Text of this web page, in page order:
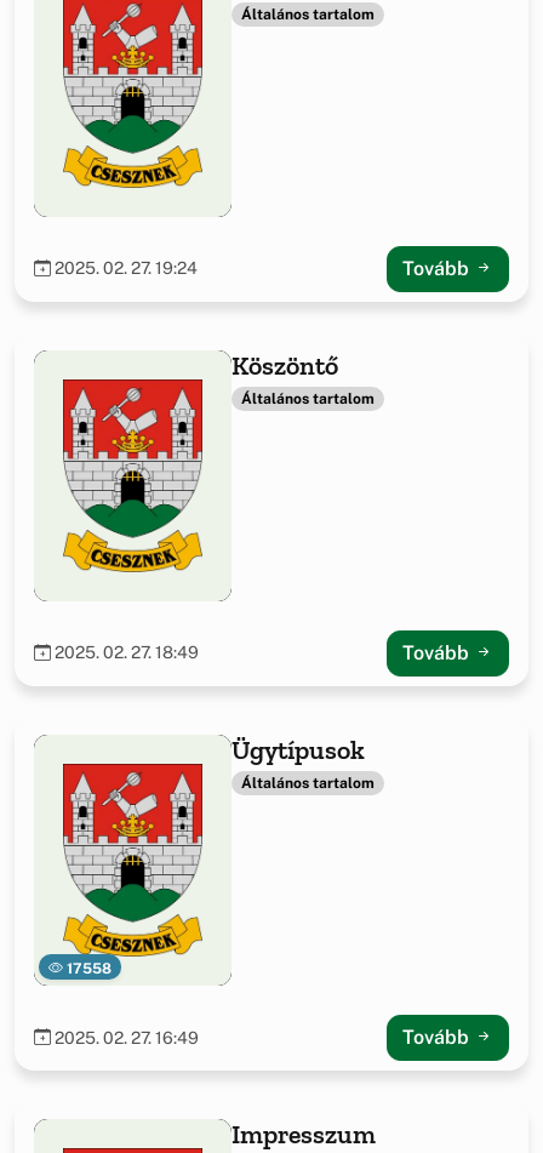
Általános tartalom
2025. 02. 27. 19:24 Tovább
Köszöntő
Általános tartalom
2025. 02. 27. 18:49 Tovább
17558
Ügytípusok
Általános tartalom
2025. 02. 27. 16:49 Tovább
Impresszum